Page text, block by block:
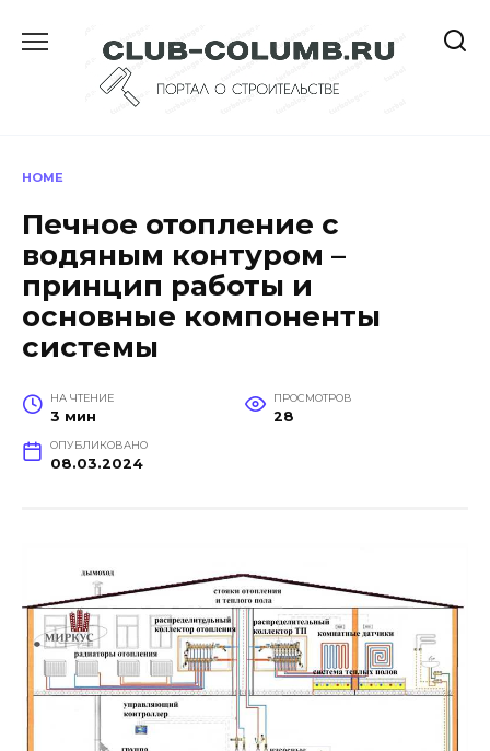
содержанию
HOME
Печное отопление с
водяным контуром –
принцип работы и
основные компоненты
системы
НА ЧТЕНИЕ
3 мин
ПРОСМОТРОВ
28
ОПУБЛИКОВАНО
08.03.2024